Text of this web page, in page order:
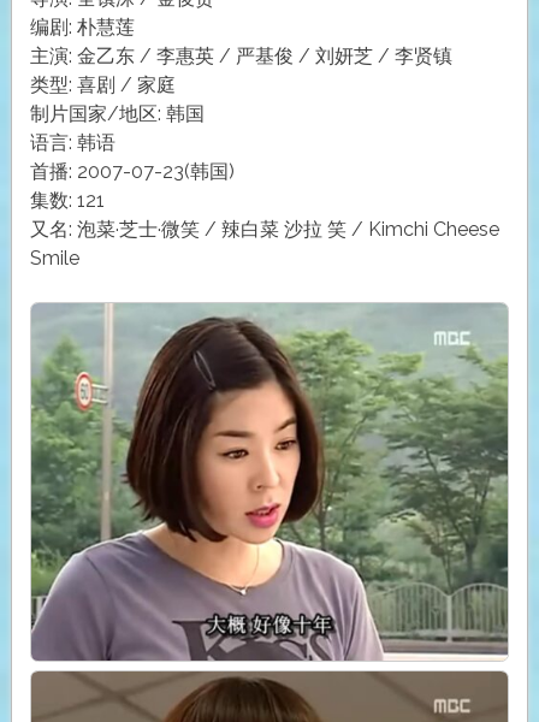
编剧: 朴慧莲
主演: 金乙东 / 李惠英 / 严基俊 / 刘妍芝 / 李贤镇
类型: 喜剧 / 家庭
制片国家/地区: 韩国
语言: 韩语
首播: 2007-07-23(韩国)
集数: 121
又名: 泡菜·芝士·微笑 / 辣白菜 沙拉 笑 / Kimchi Cheese
Smile